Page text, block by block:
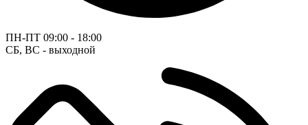
ПН-ПТ 09:00 - 18:00
СБ, ВС - выходной